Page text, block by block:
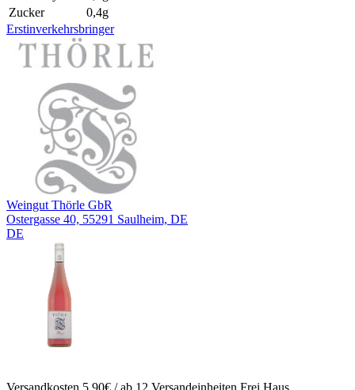
Zucker
0,4g
Erstinverkehrsbringer
Weingut Thörle GbR
Ostergasse 40, 55291 Saulheim, DE
DE
Versandkosten 5,90€ / ab 12 Versandeinheiten Frei Haus